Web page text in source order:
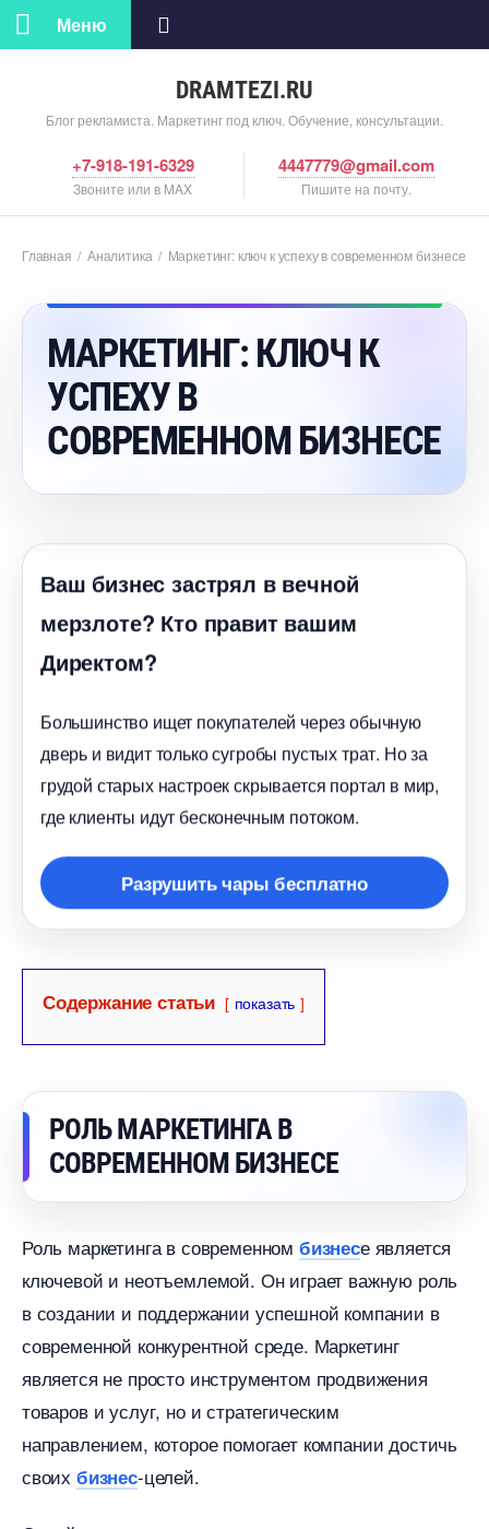
DRAMTEZI.RU
Блог рекламиста. Маркетинг под ключ. Обучение, консультации.
Меню
+7-918-191-6329
Звоните или в MAX
4447779@gmail.com
Пишите на почту.
Главная / Аналитика / Маркетинг: ключ к успеху в современном бизнесе
МАРКЕТИНГ: КЛЮЧ К
УСПЕХУ
СОВРЕМЕННОМ БИЗНЕСЕ
аш бизнес застрял в вечной
мерзлоте? Кто правит вашим
Директом?
Большинство ищет покупателей через обычную
дверь и видит только сугробы пустых трат. Но за
рудой старых настроек скрывается портал в мир,
де клиенты идут бесконечным потоком.
Разрушить чары бесплатно
Содержание статьи показать
РОЛЬ МАРКЕТИНГА
СОВРЕМЕННОМ БИЗНЕСЕ
Роль маркетинга в современном изнесе является
ключевой и неотъемлемой. Он играет важную роль
создании и поддержании успешной компании
современной конкурентной среде. Маркетин
является не просто инструментом продвижения
товаров и услуг, но и стратегическим
направлением, которое помогает компании достичь
своих изнес-целей.